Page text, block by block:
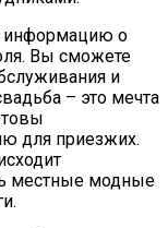
информацию о
Вы сможете
и
– это мечта
для приезжих.
местные модные